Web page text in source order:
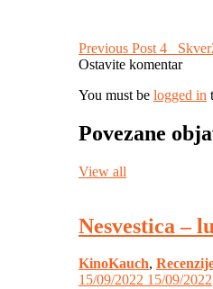
Post
navigation
Previous Post 4_ Skver
Ostavite komentar
You must be logged in
Povezane
View all
Nesvestica –
KinoKauch,
15/09/2022 15/09/2022